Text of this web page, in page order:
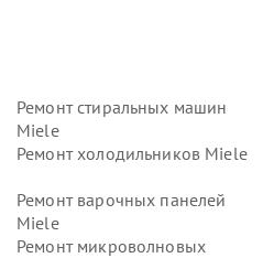
Ремонт стиральных машин
Miele
Ремонт холодильников Miele
Ремонт варочных панелей
Miele
Ремонт микроволновых